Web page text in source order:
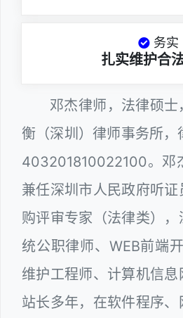
务实
扎实维护合
邓杰律师，法律硕
衡（深圳）律师事务所，
403201810022100。邓
兼任深圳市人民政府听
购评审专家（法律类）
统公职律师、WEB前端
维护工程师、计算机信
站长多年，在软件程序